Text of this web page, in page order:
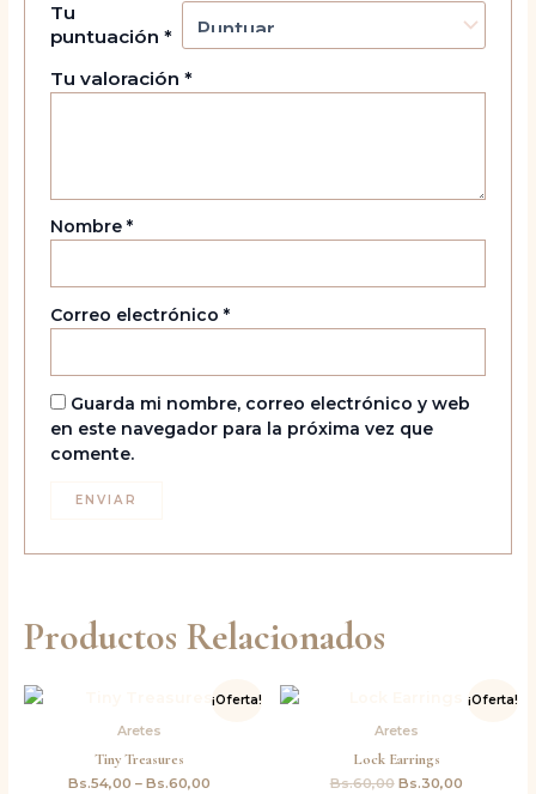
Tu
puntuación *
Tu valoración *
Nombre *
Correo electrónico *
Guarda mi nombre, correo electrónico y web
en este navegador para la próxima vez que
comente.
Productos Relacionados
¡Oferta!
Aretes
Tiny Treasures
Bs.54,00 –Bs.60,00
¡Oferta!
Aretes
Lock Earrings
Bs.60,00
original
Bs.60,00.
Bs.30,00
El
precio